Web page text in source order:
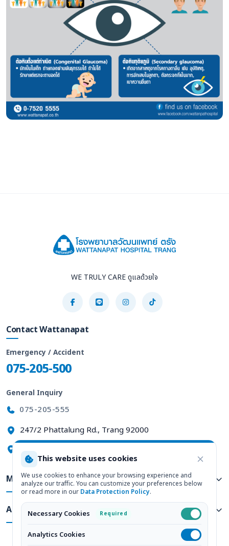
WE TRULY CARE ดูแลด้วยใจ
Contact Wattanapat
Emergency / Accident
075-205-500
General Inquiry
075-205-555
247/2 Phattalung Rd., Trang 92000
View on Google Maps
Medical Services
About Us
This website uses cookies
We use cookies to enhance your browsing experience and
analyze our traffic. You can customize your preferences below
or read more in our Data Protection Policy.
Necessary Cookies Required
Analytics Cookies